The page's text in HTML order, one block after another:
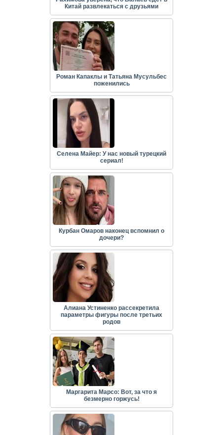
Китай развлекаться с друзьями
Роман Капаклы и Татьяна Мусульбес
поженились
Селена Майер: У нас новый турецкий
сериал!
Курбан Омаров наконец вспомнил о
дочери?
Алиана Устиненко рассекретила
параметры фигуры после третьих
родов
Маргарита Марсо: Вот, за что я
безмерно горжусь!